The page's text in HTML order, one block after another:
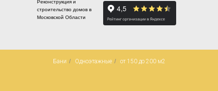
Реконструкция и
строительство домов в
Московской Области
Бани / Одноэтажные / от 150 до 200 м2